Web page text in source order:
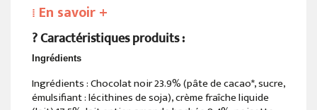
⁞ En savoir +
?Caractéristiques produits :
Ingrédients
Ingrédients : Chocolat noir 23.9% (pâte de cacao*, sucre,
émulsifiant : lécithines de soja), crème fraîche liquide